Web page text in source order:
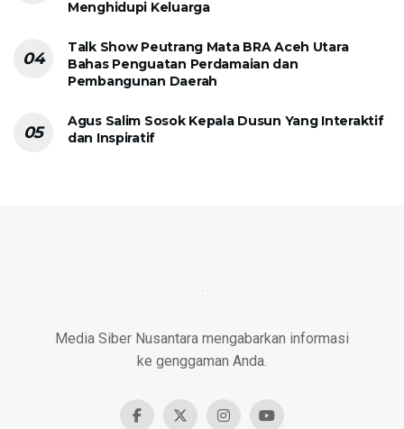
Menghidupi Keluarga
Talk Show Peutrang Mata BRA Aceh Utara
Bahas Penguatan Perdamaian dan
Pembangunan Daerah
Agus Salim Sosok Kepala Dusun Yang Interaktif
dan Inspiratif
Media Siber Nusantara mengabarkan informasi
ke genggaman Anda.